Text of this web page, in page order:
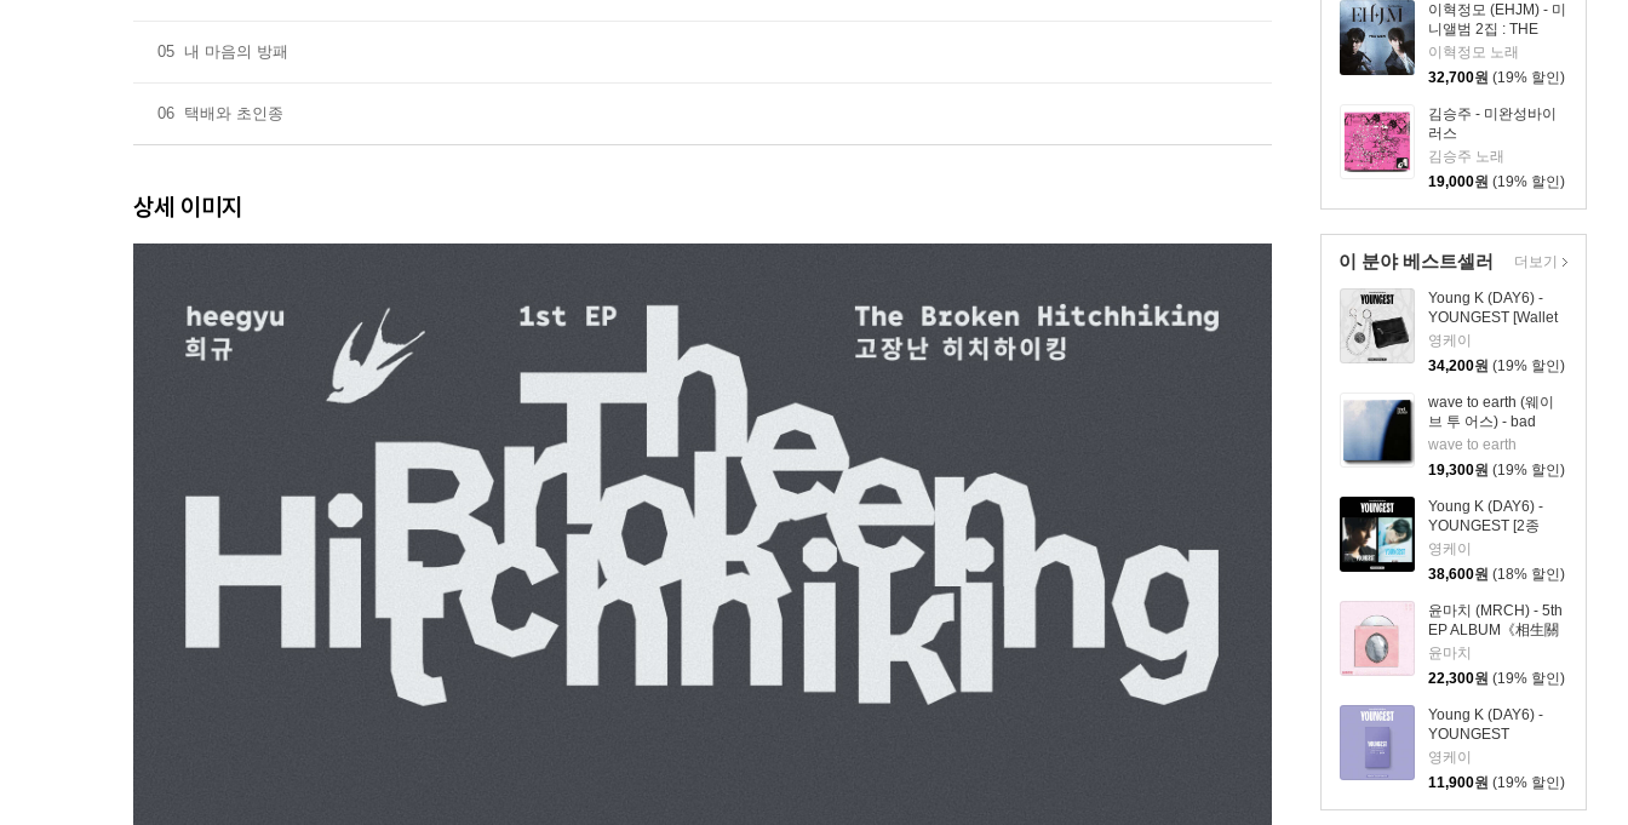
이혁정모 (EHJM) - 미
니앨범 2집 : THE
MEN
이혁정모 노래
32,700원 (19% 할인)
김승주 - 미완성바이
러스
김승주 노래
19,000원 (19% 할인)
이 분야 베스트셀러
Young K (DAY6) -
YOUNGEST [Wallet
& Keyring ver.]
영케이
34,200원 (19% 할인)
wave to earth (웨이
브 투 어스) - bad
pieces
wave to earth
19,300원 (19% 할인)
Young K (DAY6) -
YOUNGEST [2종
SET]
영케이
38,600원 (18% 할인)
윤마치 (MRCH) - 5th
EP ALBUM《相生關
係》(상생관계)
윤마치
22,300원 (19% 할인)
Young K (DAY6) -
YOUNGEST
[Platform Album
FANS ver.]
영케이
11,900원 (19% 할인)
더보기
05 내 마음의 방패
06 택배와 초인종
상세 이미지